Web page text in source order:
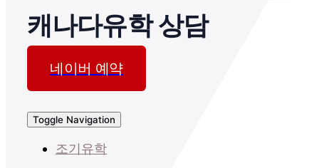
캐나다유학 상담
네이버 예약
Toggle Navigation
조기유학